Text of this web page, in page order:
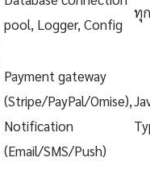
pool, Logger, Config
ทุ
Payment gateway
(Stripe/PayPal/Omise),
Notification
(Email/SMS/Push)